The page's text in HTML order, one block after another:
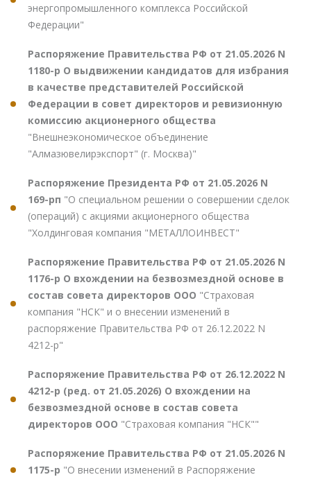
энергопромышленного комплекса Российской
Федерации"
Распоряжение Правительства РФ от 21.05.2026 N
1180-р О выдвижении кандидатов для избрания
в качестве представителей Российской
Федерации в совет директоров и ревизионную
комиссию акционерного общества
"Внешнеэкономическое объединение
"Алмазювелирэкспорт" (г. Москва)"
Распоряжение Президента РФ от 21.05.2026 N
169-рп "О специальном решении о совершении сделок
(операций) с акциями акционерного общества
"Холдинговая компания "МЕТАЛЛОИНВЕСТ"
Распоряжение Правительства РФ от 21.05.2026 N
1176-р О вхождении на безвозмездной основе в
состав совета директоров ООО "Страховая
компания "НСК" и о внесении изменений в
распоряжение Правительства РФ от 26.12.2022 N
4212-р"
Распоряжение Правительства РФ от 26.12.2022 N
4212-р (ред. от 21.05.2026) О вхождении на
безвозмездной основе в состав совета
директоров ООО "Страховая компания "НСК""
Распоряжение Правительства РФ от 21.05.2026 N
1175-р "О внесении изменений в Распоряжение